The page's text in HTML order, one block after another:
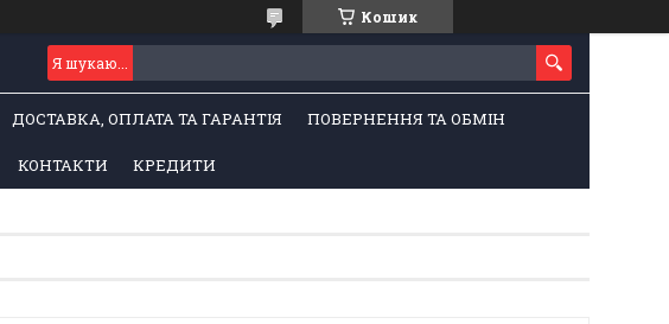
Кошик
ДОСТАВКА, ОПЛАТА ТА ГАРАНТІЯ ПОВЕРНЕННЯ ТА ОБМІН
КОНТАКТИ КРЕДИТИ